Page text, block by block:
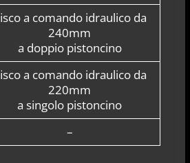
a comando idraulico da
240mm
a doppio pistoncino
a comando idraulico da
220mm
a singolo pistoncino
–